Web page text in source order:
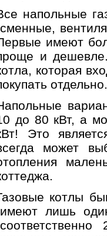
напольные
имеют
и
которая
отдельно.
до 80 кВт, а
Это
может
котлы
лишь